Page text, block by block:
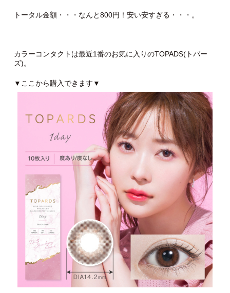
トータル金額・・・なんと800円！安い安すぎる・・・。
カラーコンタクトは最近1番のお気に入りのTOPADS(トパー
ズ)。
▼ここから購入できます▼